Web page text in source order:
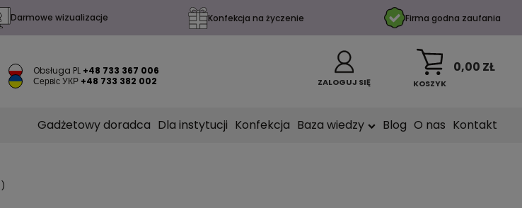
Darmowe wizualizacje Konfekcja na życzenie Firma godna zaufania
Obsługa PL +48 733 367 006
Сервіс УКР +48 733 382 002 ZALOGUJ SIĘ KOSZYK
0,00 ZŁ
Gadżetowy doradca Dla instytucji Konfekcja Baza wiedzy Blog O nas Kontakt
)